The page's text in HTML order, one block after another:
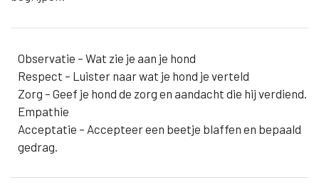
Observatie – Wat zie je aan je hond
Respect – Luister naar wat je hond je verteld
Zorg – Geef je hond de zorg en aandacht die hij verdiend.
Empathie
Acceptatie – Accepteer een beetje blaffen en bepaald
gedrag.